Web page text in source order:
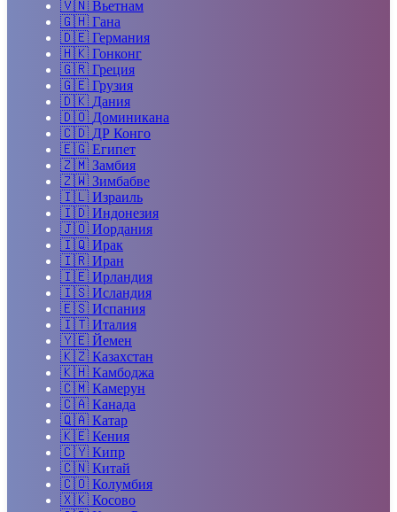
🇻🇳 Вьетнам
🇬🇭 Гана
🇩🇪 Германия
🇭🇰 Гонконг
🇬🇷 Греция
🇬🇪 Грузия
🇩🇰 Дания
🇩🇴 Доминикана
🇨🇩 ДР Конго
🇪🇬 Египет
🇿🇲 Замбия
🇿🇼 Зимбабве
🇮🇱 Израиль
🇮🇩 Индонезия
🇯🇴 Иордания
🇮🇶 Ирак
🇮🇷 Иран
🇮🇪 Ирландия
🇮🇸 Исландия
🇪🇸 Испания
🇮🇹 Италия
🇾🇪 Йемен
🇰🇿 Казахстан
🇰🇭 Камбоджа
🇨🇲 Камерун
🇨🇦 Канада
🇶🇦 Катар
🇰🇪 Кения
🇨🇾 Кипр
🇨🇳 Китай
🇨🇴 Колумбия
🇽🇰 Косово